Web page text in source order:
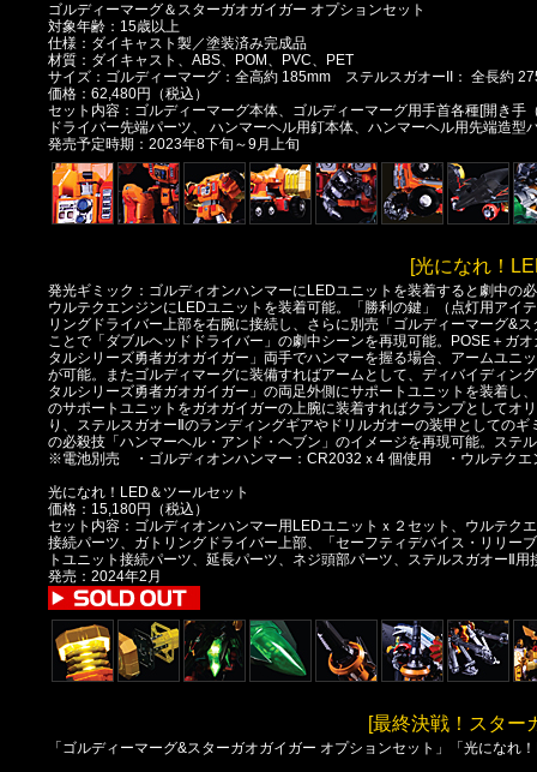
ゴルディーマーグ＆スターガオガイガー オプションセット
対象年齢：15歳以上
仕様：ダイキャスト製／塗装済み完成品
材質：ダイキャスト、ABS、POM、PVC、PET
サイズ：ゴルディーマーグ：全高約 185mm ステルスガオーII： 全長約
価格：62,480円（税込）
セット内容：ゴルディーマーグ本体、ゴルディーマーグ用手首各種[開き
ドライバー先端パーツ、 ハンマーヘル用釘本体、ハンマーヘル用先端造
発売予定時期：2023年8下旬～9月上旬
[光になれ！
発光ギミック：ゴルディオンハンマーにLEDユニットを装着すると劇中の
ウルテクエンジンにLEDユニットを装着可能。「勝利の鍵」（点灯用アイ
リングドライバー上部を右腕に接続し、さらに別売「ゴルディーマーグ&
ことで「ダブルヘッドドライバー」の劇中シーンを再現可能。POSE＋ガ
タルシリーズ勇者ガオガイガー」両手でハンマーを握る場合、アームユ
が可能。またゴルディマーグに装備すればアームとして、ディバイディン
タルシリーズ勇者ガオガイガー」の両足外側にサポートユニットを装着
のサポートユニットをガオガイガーの上腕に装着すればクランプとしてオ
り、ステルスガオーⅡのランディングギアやドリルガオーの装甲としての
の必殺技「ハンマーヘル・アンド・ヘブン」のイメージを再現可能。ステ
※電池別売 ・ゴルディオンハンマー：CR2032ｘ4 個使用 ・ウルテクエ
光になれ！LED＆ツールセット
価格：15,180円（税込）
セット内容：ゴルディオンハンマー用LEDユニットｘ２セット、ウルテク
接続パーツ、ガトリングドライバー上部、「セーフティデバイス・リリー
トユニット接続パーツ、延長パーツ、ネジ頭部パーツ、ステルスガオーⅡ
発売：2024年2月
[最終決戦！スター
「ゴルディーマーグ&スターガオガイガー オプションセット」「光にな